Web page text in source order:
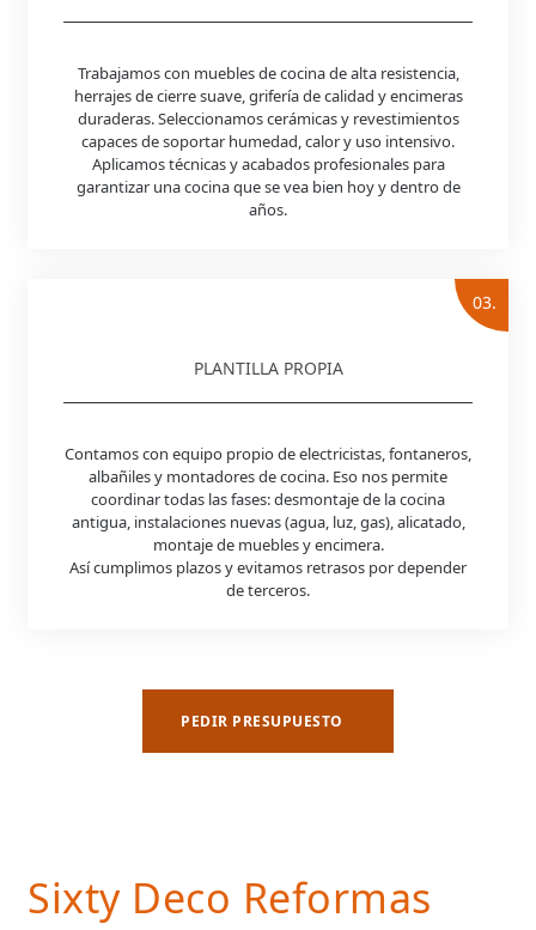
Trabajamos con muebles de cocina de alta resistencia,
herrajes de cierre suave, grifería de calidad y encimeras
duraderas. Seleccionamos cerámicas y revestimientos
capaces de soportar humedad, calor y uso intensivo.
Aplicamos técnicas y acabados profesionales para
garantizar una cocina que se vea bien hoy y dentro de
años.
03.
PLANTILLA PROPIA
Contamos con equipo propio de electricistas, fontaneros,
albañiles y montadores de cocina. Eso nos permite
coordinar todas las fases: desmontaje de la cocina
antigua, instalaciones nuevas (agua, luz, gas), alicatado,
montaje de muebles y encimera.
Así cumplimos plazos y evitamos retrasos por depender
de terceros.
PEDIR PRESUPUESTO
Sixty Deco Reformas